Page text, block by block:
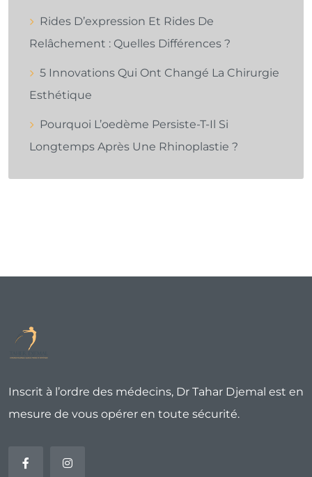
Rides D’expression Et Rides De
Relâchement : Quelles Différences ?
5 Innovations Qui Ont Changé La Chirurgie
Esthétique
Pourquoi L’oedème Persiste-T-Il Si
Longtemps Après Une Rhinoplastie ?
Inscrit à l’ordre des médecins, Dr Tahar Djemal est en
mesure de vous opérer en toute sécurité.